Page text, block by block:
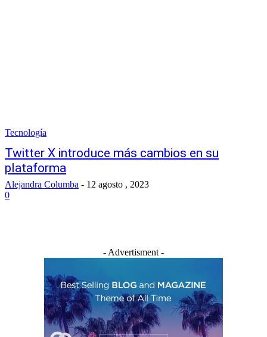
Tecnología
Twitter X introduce más cambios en su
plataforma
Alejandra Columba - 12 agosto , 2023
0
- Advertisment -